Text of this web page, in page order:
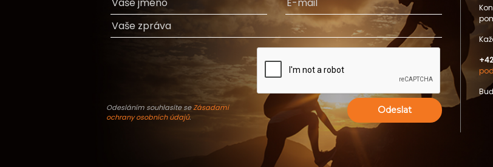
Odesláním souhlasíte seZásadami
ochrany osobních údajů.
Odeslat